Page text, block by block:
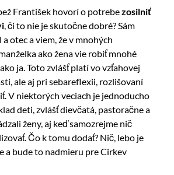
František hovorí o potrebezosilniť
, či to nie je skutočne dobré? Sám
a otec a viem, že v mnohých
ako žena vie robiť mnohé
ja. Toto zvlášť platí vo vzťahovej
ale aj pri sebareflexii, rozlišovaní
V niektorých veciach je jednoducho
deti, zvlášť dievčatá, pastoračne a
ženy, aj keď samozrejme nič
Čo k tomu dodať? Nič, lebo je
a bude to nadmieru pre Cirkev